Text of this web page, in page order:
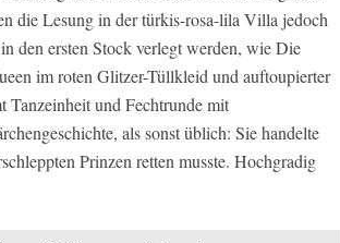
die Lesung in der türkis-rosa-lila Villa jedoch
den ersten Stock verlegt werden, wie Die
im roten Glitzer-Tüllkleid und auftoupierter
Tanzeinheit und Fechtrunde mit
als sonst üblich: Sie handelte
Prinzen retten musste. Hochgradig